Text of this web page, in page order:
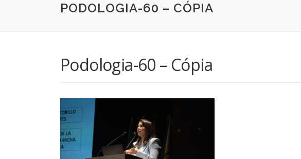
PODOLOGIA-60 – CÓPIA
Podologia-60 – Cópia